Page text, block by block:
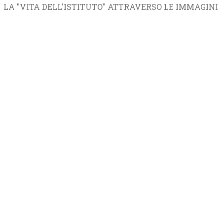
LA "VITA DELL'ISTITUTO" ATTRAVERSO LE IMMAGINI